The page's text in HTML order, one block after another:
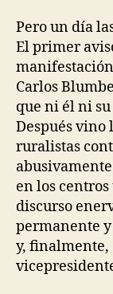
Pero un día
El primer
Carlos
que ni él ni su
Después vino
ruralistas
en los
discurso
permanente y
y, finalmente,